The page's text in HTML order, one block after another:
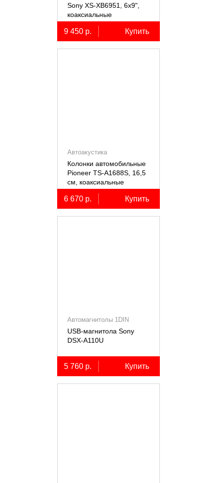
Sony XS-XB6951, 6х9",
коаксиальные
пятиполосные, 2 шт.
9 450 р. Купить
Автоакустика
Колонки автомобильные
Pioneer TS-A1688S, 16,5
см, коаксиальные
четырёхполосные, 2 шт.
6 670 р. Купить
Автомагнитолы 1DIN
USB-магнитола Sony
DSX-A110U
5 760 р. Купить